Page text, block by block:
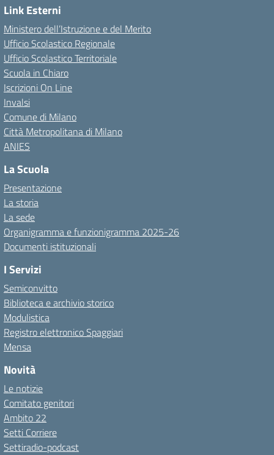
Link Esterni
Ministero dell’Istruzione e del Merito
Ufficio Scolastico Regionale
Ufficio Scolastico Territoriale
Scuola in Chiaro
Iscrizioni On Line
Invalsi
Comune di Milano
Città Metropolitana di Milano
ANIES
La Scuola
Presentazione
La storia
La sede
Organigramma e funzionigramma 2025-26
Documenti istituzionali
I Servizi
Semiconvitto
Biblioteca e archivio storico
Modulistica
Registro elettronico Spaggiari
Mensa
Novità
Le notizie
Comitato genitori
Ambito 22
Setti Corriere
Settiradio-podcast